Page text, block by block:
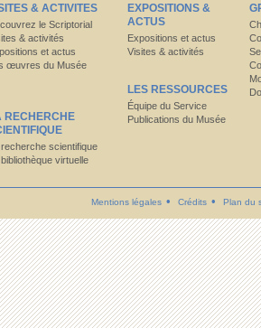
& ACTIVITES
le Scriptorial
& activités
et actus
œuvres du Musée
RECHERCHE
recherche scientifique
virtuelle
EXPOSITIONS &
ACTUS
Expositions et actus
Visites & activités
LES RESSOURCES
Équipe du Service
Publications du Musée
Mentions légales Crédits Plan du